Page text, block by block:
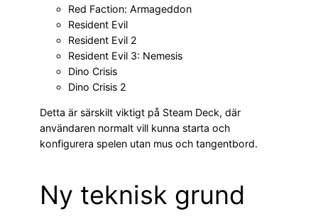
Red Faction: Armageddon
Resident Evil
Resident Evil 2
Resident Evil 3: Nemesis
Dino Crisis
Dino Crisis 2
Detta är särskilt viktigt på Steam Deck, där
användaren normalt vill kunna starta och
konfigurera spelen utan mus och tangentbord.
Ny teknisk grund